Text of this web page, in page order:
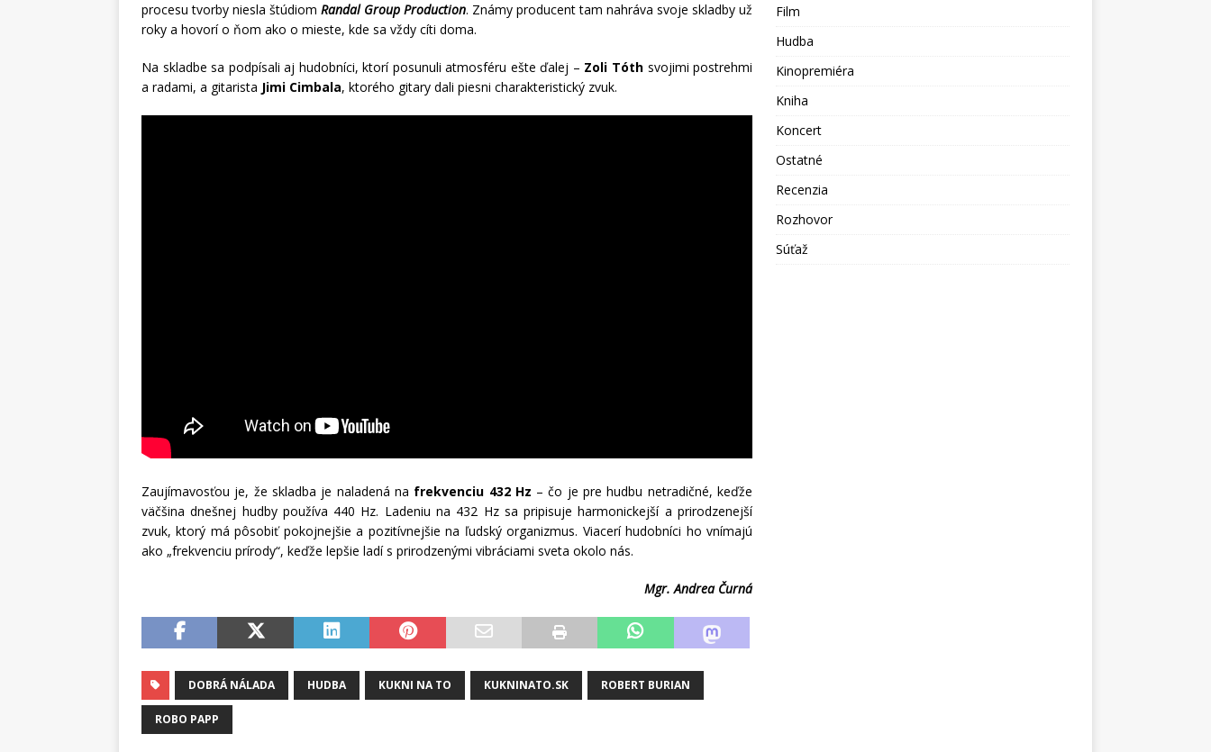
procesu tvorby niesla štúdiomRandal Group Production. Známy producent tam nahráva svoje skladby už
roky a hovorí o ňom ako o mieste, kde sa vždy cíti doma.
Na skladbe sa podpísali aj hudobníci, ktorí posunuli atmosféru ešte ďalej – Zoli Tóthsvojimi postrehmi
a radami, a gitarista Jimi Cimbala, ktorého gitary dali piesni charakteristický zvuk.
Zaujímavosťou je, že skladba je naladená na frekvenciu 432 Hz – čo je pre hudbu netradičné, keďže
väčšina dnešnej hudby používa 440 Hz. Ladeniu na 432 Hz sa pripisuje harmonickejší a prirodzenejší
zvuk, ktorý má pôsobiť pokojnejšie a pozitívnejšie na ľudský organizmus. Viacerí hudobníci ho vnímajú
ako „frekvenciu prírody“, keďže lepšie ladí s prirodzenými vibráciami sveta okolo nás.
Mgr. Andrea Čurná
DOBRÁ NÁLADA HUDBA KUKNI NA TO KUKNINATO.SK ROBERT BURIAN
ROBO PAPP
Film
Hudba
Kinopremiéra
Kniha
Koncert
Ostatné
Recenzia
Rozhovor
Súťaž